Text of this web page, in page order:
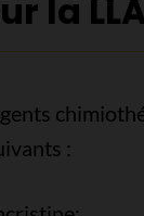
la
: